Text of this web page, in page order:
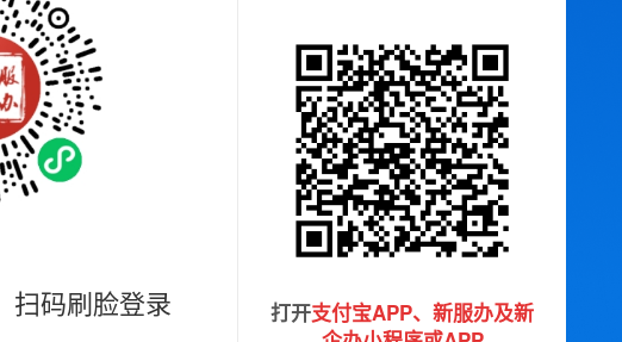
扫码刷脸登录 打开支付宝APP、新服办及新